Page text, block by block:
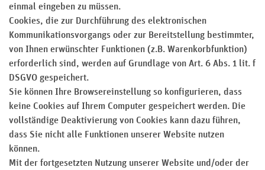
einmal eingeben zu müssen.
Cookies, die zur Durchführung des elektronischen
Kommunikationsvorgangs oder zur Bereitstellung bestimmter,
von Ihnen erwünschter Funktionen (z.B. Warenkorbfunktion)
erforderlich sind, werden auf Grundlage von Art. 6 Abs. 1 lit. f
DSGVO gespeichert.
Sie können Ihre Browsereinstellung so konfigurieren, dass
keine Cookies auf Ihrem Computer gespeichert werden. Die
vollständige Deaktivierung von Cookies kann dazu führen,
dass Sie nicht alle Funktionen unserer Website nutzen
können.
Mit der fortgesetzten Nutzung unserer Website und/oder der